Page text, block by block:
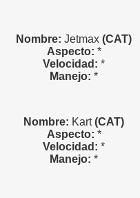
Nombre: Jetmax (CAT)
Aspecto: *
Velocidad: *
Manejo: *
Nombre: Kart(CAT)
Aspecto: *
Velocidad: *
Manejo: *